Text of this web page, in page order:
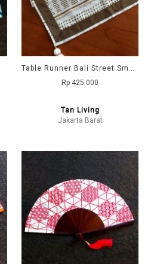
Table Runner Bali Street Small - Moss Green
Rp 425.000
Tan Living
Jakarta Barat